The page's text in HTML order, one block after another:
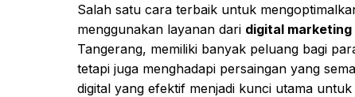
Salah satu cara terbaik untuk
menggunakan layanan dari digital
Tangerang, memiliki banyak peluang bagi
tetapi juga menghadapi persaingan yang
digital yang efektif menjadi kunci utama